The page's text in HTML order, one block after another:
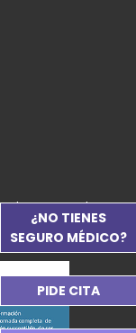
reservados.
¿NO TIENES
SEGURO MÉDICO?
PIDE CITA